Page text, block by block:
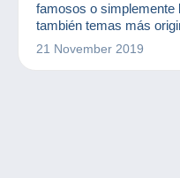
famosos o simplemente
también temas más
hablen de tarjetas
21 November 2019